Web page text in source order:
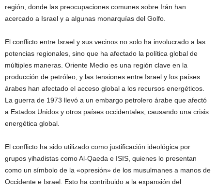
región, donde las preocupaciones comunes sobre Irán han
acercado a Israel y a algunas monarquías del Golfo.
El conflicto entre Israel y sus vecinos no solo ha involucrado a las
potencias regionales, sino que ha afectado la política global de
múltiples maneras. Oriente Medio es una región clave en la
producción de petróleo, y las tensiones entre Israel y los países
árabes han afectado el acceso global a los recursos energéticos.
La guerra de 1973 llevó a un embargo petrolero árabe que afectó
a Estados Unidos y otros países occidentales, causando una crisis
energética global.
El conflicto ha sido utilizado como justificación ideológica por
grupos yihadistas como Al-Qaeda e ISIS, quienes lo presentan
como un símbolo de la «opresión» de los musulmanes a manos de
Occidente e Israel. Esto ha contribuido a la expansión del